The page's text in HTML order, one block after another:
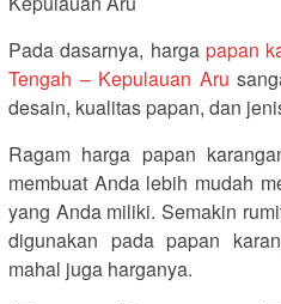
Pada dasarnya, harga papan
Tengah – Kepulauan Aru
desain, kualitas papan, dan
Ragam harga papan
membuat Anda lebih mudah
yang Anda miliki. Semakin
digunakan pada papan
mahal juga harganya.